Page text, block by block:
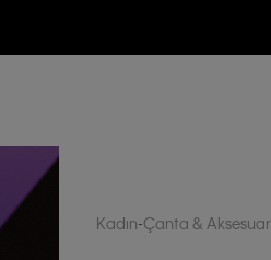
Kadın Çanta & Aksesuar